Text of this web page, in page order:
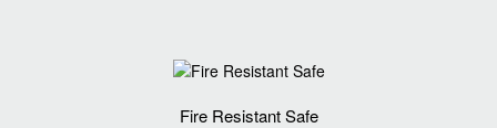
Fire Resistant Safe